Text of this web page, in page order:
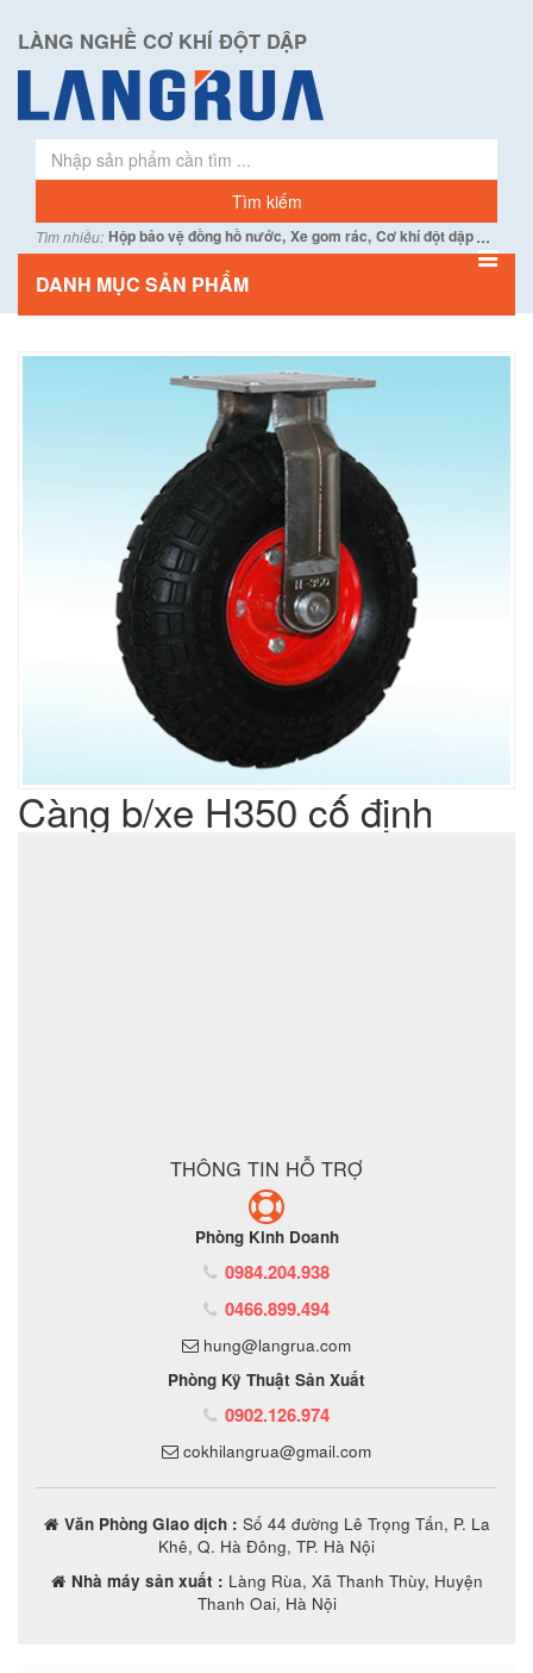
LÀNG NGHỀ CƠ KHÍ ĐỘT DẬP
Tìm nhiều: Hộp bảo vệ đồng hồ nước, Xe gom rác, Cơ khí đột dập...
DANH MỤC SẢN PHẨM
Càng b/xe H350 cố định
THÔNG TIN HỖ TRỢ
Phòng Kinh Doanh
0984.204.938
0466.899.494
hung@langrua.com
Phòng Kỹ Thuật Sản Xuất
0902.126.974
cokhilangrua@gmail.com
Văn Phòng Giao dịch : Số 44 đường Lê Trọng Tấn, P. La
Khê, Q. Hà Đông, TP. Hà Nội
Nhà máy sản xuất : Làng Rùa, Xã Thanh Thùy, Huyện
Thanh Oai, Hà Nội